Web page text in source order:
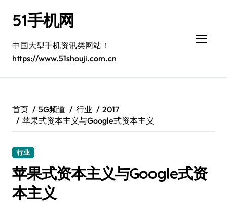
51手机网
中国大型手机资讯类网站！
https://www.51shouji.com.cn
首页 5G频道 行业
2017
苹果式资本主义与Google式资本主义
行业
苹果式资本主义与Google式资
本主义